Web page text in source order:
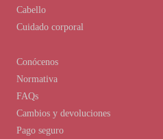
Conócenos
Normativa
FAQs
Cambios y devoluciones
Pago seguro
Cabello
Cuidado corporal